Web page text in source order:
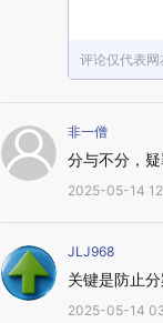
评论仅代表
非一僧
分与不分，
2025-05-14
JLJ968
关键是防止分
2025-05-14